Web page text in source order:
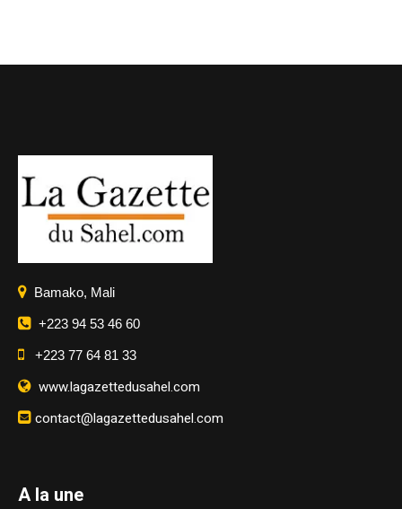
Bamako, Mali
+223 94 53 46 60
+223 77 64 81 33
www.lagazettedusahel.com
contact@lagazettedusahel.com
A la une